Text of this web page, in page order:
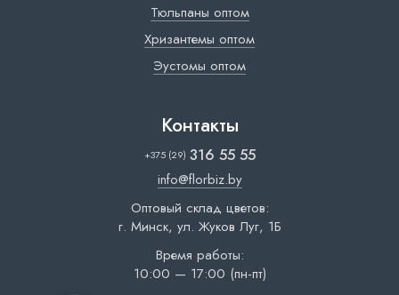
Тюльпаны оптом
Хризантемы оптом
Эустомы оптом
Контакты
+375 (29) 316 55 55
info@florbiz.by
Оптовый склад цветов:
г. Минск, ул. Жуков Луг, 1Б
Время работы:
10:00 — 17:00 (пн-пт)